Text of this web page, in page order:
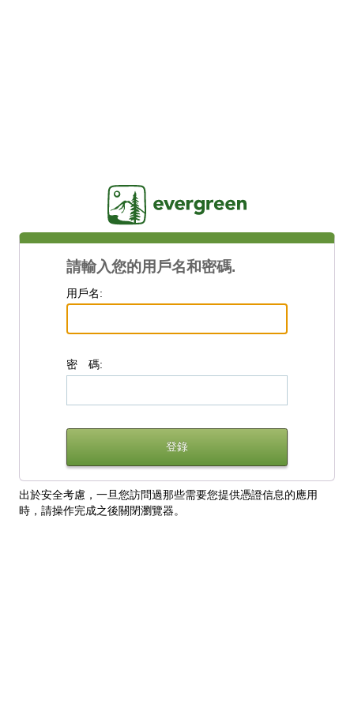
請輸入您的用戶名和密碼.
用戶名:
密 碼:
出於安全考慮，一旦您訪問過那些需要您提供憑證信息的應用
時，請操作完成之後關閉瀏覽器。